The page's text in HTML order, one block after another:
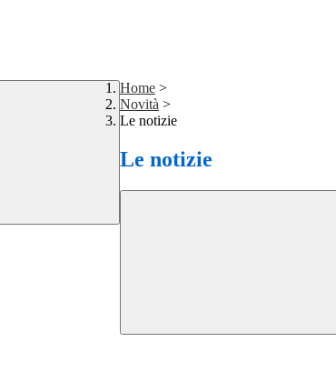
Home >
Novità >
Le notizie
Le notizie